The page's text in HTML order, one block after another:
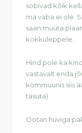
sobivad kõik
ma vaba ei ole.
saan muuta
kokkuleppele.
Hind pole ka
vastavalt enda
kommuunis siis
tasuta)
Ootan huviga